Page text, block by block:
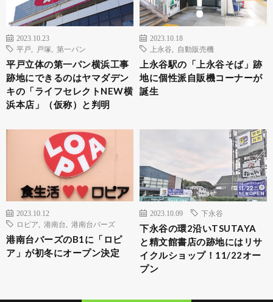
2023.10.23
平戸
戸塚 第一パン
平戸立体の第一パン横浜工事
跡地にできるのはヤマダデン
キの「ライフセレクトNEW横
浜本店」（仮称）と判明
2023.10.18
上永谷
自動販売機
上永谷駅の「上永谷そば」跡
地に個性派自販機コーナーが
誕生
2023.10.12
ロピア
港南台 港南台バーズ
港南台バーズのB1に「ロピ
ア」が初冬にオープン決定
2023.10.09 下永谷
下永谷の環2沿いTSUTAYA
と精文館書店の跡地にはリサ
イクルショップ！11/22オー
プン